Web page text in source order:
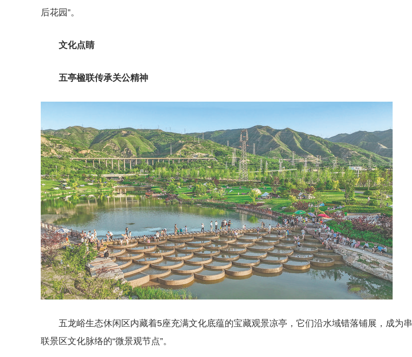
后花园”。
文化点睛
五亭楹联传承关公精神
五龙峪生态休闲区内藏着5座充满文化底蕴的宝藏观景凉亭，它们沿水域错落铺展，成为串
联景区文化脉络的“微景观节点”。